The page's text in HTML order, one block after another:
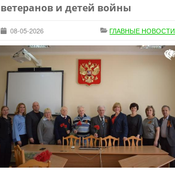
ветеранов и детей войны
08-05-2026 ГЛАВНЫЕ НОВОСТИ